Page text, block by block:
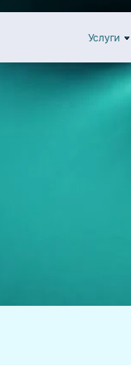
Услуги